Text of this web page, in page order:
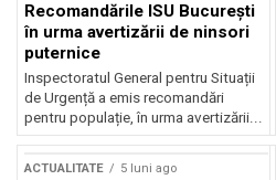
Recomandările ISU București
în urma avertizării de ninsori
puternice
Inspectoratul General pentru Situații
de Urgență a emis recomandări
pentru populație, în urma avertizării...
ACTUALITATE 5 luni ago